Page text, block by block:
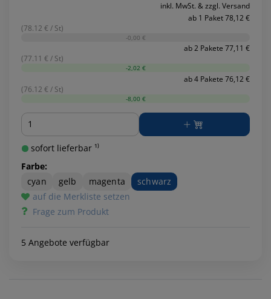
inkl. MwSt. & zzgl. Versand
ab 1 Paket 78,12 €
(78.12 € / St)
-0,00 €
ab 2 Pakete 77,11 €
(77.11 € / St)
-2,02 €
ab 4 Pakete 76,12 €
(76.12 € / St)
-8,00 €
Menge
sofort lieferbar ¹⁾
Farbe:
cyan
gelb magenta
schwarz
auf die Merkliste setzen
Frage zum Produkt
5 Angebote verfügbar